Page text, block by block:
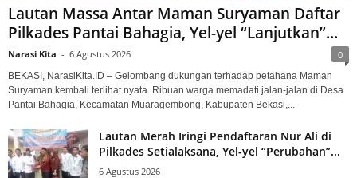
Lautan Massa Antar Maman Suryaman Daftar
Pilkades Pantai Bahagia, Yel-yel “Lanjutkan”...
Narasi Kita - 6 Agustus 2026 0
BEKASI, NarasiKita.ID – Gelombang dukungan terhadap petahana Maman
Suryaman kembali terlihat nyata. Ribuan warga memadati jalan-jalan di Desa
Pantai Bahagia, Kecamatan Muaragembong, Kabupaten Bekasi,...
Lautan Merah Iringi Pendaftaran Nur Ali di
Pilkades Setialaksana, Yel-yel “Perubahan”...
6 Agustus 2026